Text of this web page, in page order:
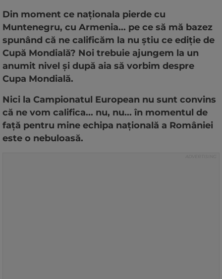
Din moment ce naţionala pierde cu
Muntenegru, cu Armenia... pe ce să mă bazez
spunând că ne calificăm la nu ştiu ce ediţie de
Cupă Mondială? Noi trebuie ajungem la un
anumit nivel şi după aia să vorbim despre
Cupa Mondială.
Nici la Campionatul European nu sunt convins
că ne vom califica... nu, nu... în momentul de
faţă pentru mine echipa naţională a României
este o nebuloasă.